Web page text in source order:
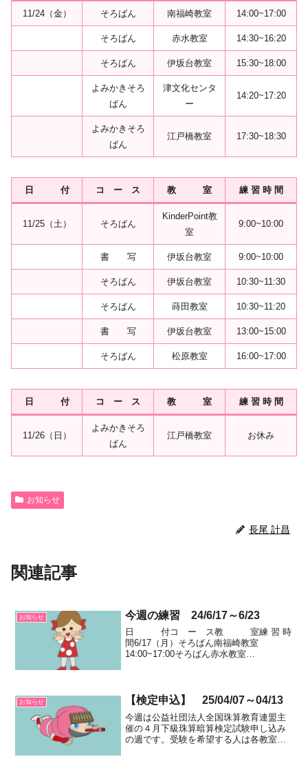
11/24（金） そろばん 南福崎教室 14:00~17:00
そろばん 赤水教室 14:30~16:20
そろばん 伊坂台教室 15:30~18:00
よみかきそろ
ばん
津文化センタ
ー
14:20~17:20
よみかきそろ
ばん
江戸橋教室 17:30~18:30
日 付 コ ー ス 教 室 練 習 時 間
11/25（土） そろばん
KinderPoint教
室
9:00~10:00
書 写 伊坂台教室 9:00~10:00
そろばん 伊坂台教室 10:30~11:30
そろばん 蒔田教室 10:30~11:20
書 写 伊坂台教室 13:00~15:00
そろばん 松原教室 16:00~17:00
日 付 コ ー ス 教 室 練 習 時 間
11/26（日）
よみかきそろ
ばん
江戸橋教室 お休み
お知らせ
長尾 計昌
関連記事
お知らせ 今週の練習 24/6/17～6/23
日 付コ ー ス教 室練 習 時
間6/17（月）そろばん南福崎教室
14:00~17:00そろばん赤水教室
お知らせ 【検定申込】 25/04/07～04/13
今週は公益社団法人全国珠算教育連盟主
催の４月下級珠算暗算検定試験申し込み
の週です。受験を希望する人は各教室の